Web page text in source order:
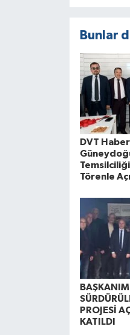
Bunlar
DVT
Törenle
PROJESİ
KATILDI